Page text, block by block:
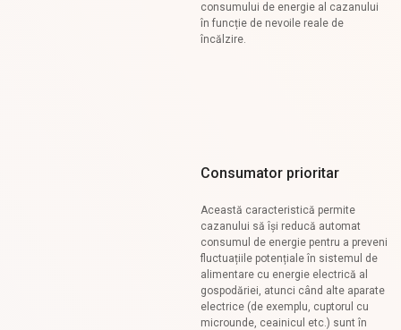
consumului de energie al cazanului
în funcție de nevoile reale de
încălzire.
Consumator prioritar
Această caracteristică permite
cazanului să își reducă automat
consumul de energie pentru a preveni
fluctuațiile potențiale în sistemul de
alimentare cu energie electrică al
gospodăriei, atunci când alte aparate
electrice (de exemplu, cuptorul cu
microunde, ceainicul etc.) sunt în